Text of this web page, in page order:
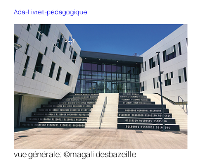
Ada-Livret-pédagogique
vue générale; ©magali desbazeille